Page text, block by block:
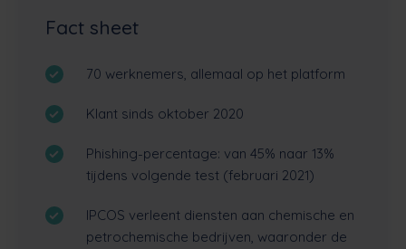
Fact sheet
70 werknemers, allemaal op het platform
Klant sinds oktober 2020
Phishing-percentage: van 45% naar 13%
tijdens volgende test (februari 2021)
IPCOS verleent diensten aan chemische en
petrochemische bedrijven, waaronder de